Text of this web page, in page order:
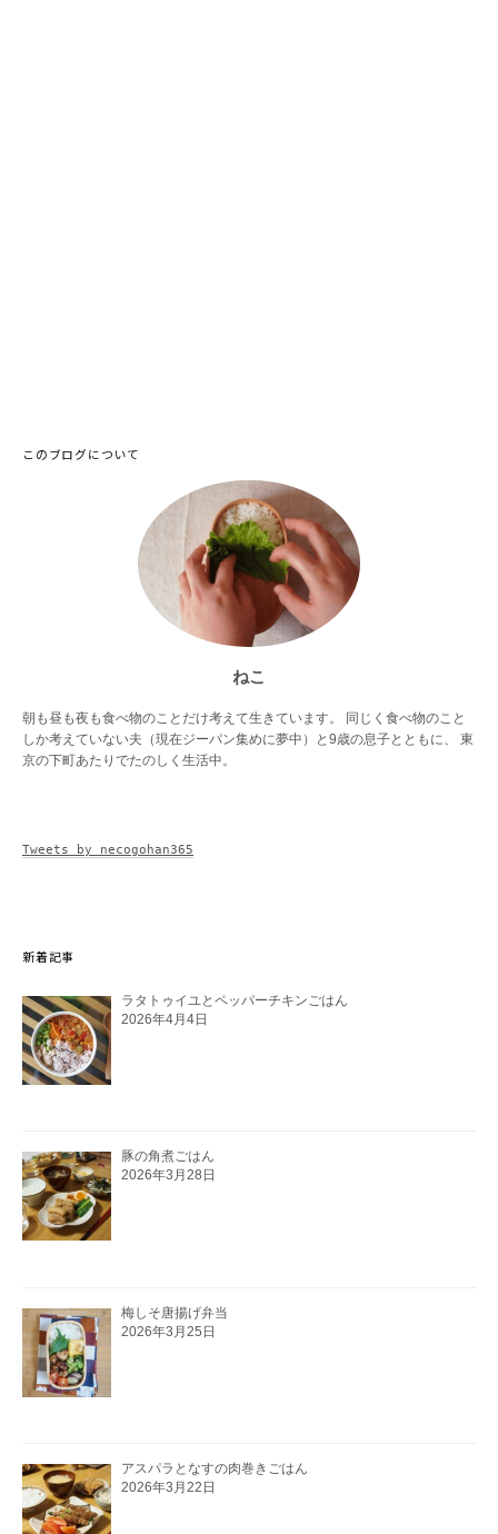
このブログについて
ねこ
朝も昼も夜も食べ物のことだけ考えて生きています。 同じく食べ物のこと
しか考えていない夫（現在ジーパン集めに夢中）と9歳の息子とともに、 東
京の下町あたりでたのしく生活中。
Tweets by necogohan365
新着記事
ラタトゥイユとペッパーチキンごはん
2026年4月4日
豚の角煮ごはん
2026年3月28日
梅しそ唐揚げ弁当
2026年3月25日
アスパラとなすの肉巻きごはん
2026年3月22日